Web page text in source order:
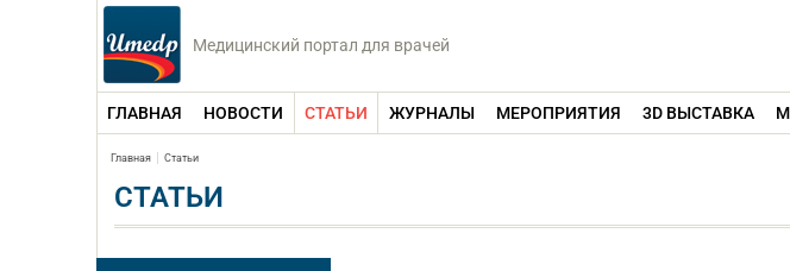
Медицинский портал для врачей
ГЛАВНАЯ НОВОСТИ СТАТЬИ ЖУРНАЛЫ МЕРОПРИЯТИЯ 3D ВЫСТАВКА
Главная Статьи
СТАТЬИ